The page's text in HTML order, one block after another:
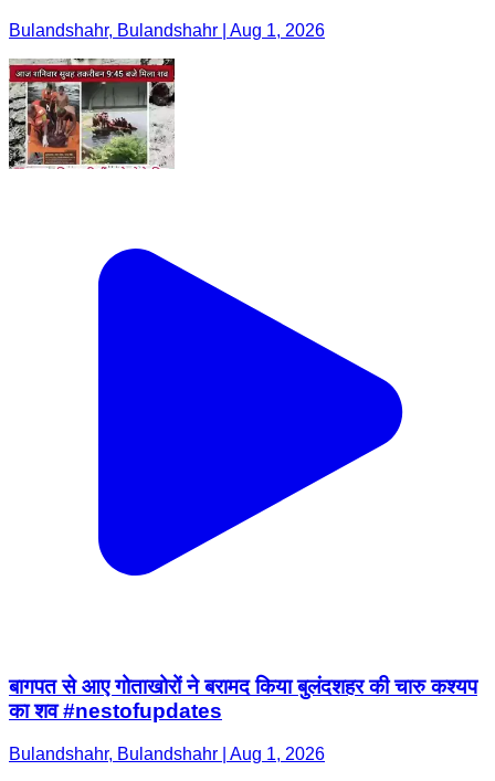
Bulandshahr, Bulandshahr | Aug 1, 2026
बागपत से आए गोताखोरों ने बरामद किया बुलंदशहर की चारु कश्यप
का शव #nestofupdates
Bulandshahr, Bulandshahr | Aug 1, 2026